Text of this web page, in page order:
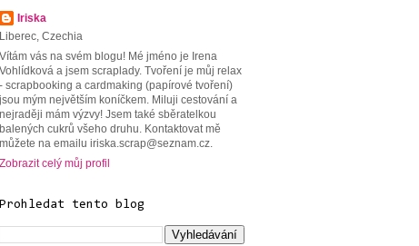
Iriska
Liberec, Czechia
Vítám vás na svém blogu! Mé jméno je Irena
Vohlídková a jsem scraplady. Tvoření je můj relax
- scrapbooking a cardmaking (papírové tvoření)
jsou mým největším koníčkem. Miluji cestování a
nejraději mám výzvy! Jsem také sběratelkou
balených cukrů všeho druhu. Kontaktovat mě
můžete na emailu iriska.scrap@seznam.cz.
Zobrazit celý můj profil
Prohledat tento blog